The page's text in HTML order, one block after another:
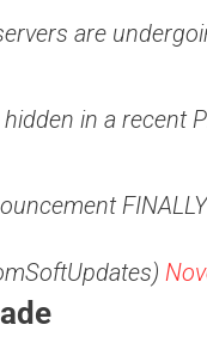
are
in a recent